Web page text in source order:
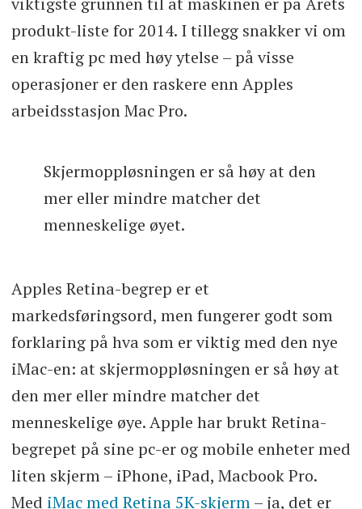
produkt-liste for 2014. I tillegg snakker vi om
en kraftig pc med høy ytelse – på visse
operasjoner er den raskere enn Apples
arbeidsstasjon Mac Pro.
Skjermoppløsningen er så høy at den
mer eller mindre matcher det
menneskelige øyet.
Apples Retina-begrep er et
markedsføringsord, men fungerer godt som
forklaring på hva som er viktig med den nye
iMac-en: at skjermoppløsningen er så høy at
den mer eller mindre matcher det
menneskelige øye. Apple har brukt Retina-
begrepet på sine pc-er og mobile enheter med
liten skjerm – iPhone, iPad, Macbook Pro.
Med iMac med Retina 5K-skjerm– ja, det er